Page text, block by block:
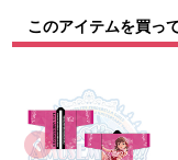
このアイテムを買っ